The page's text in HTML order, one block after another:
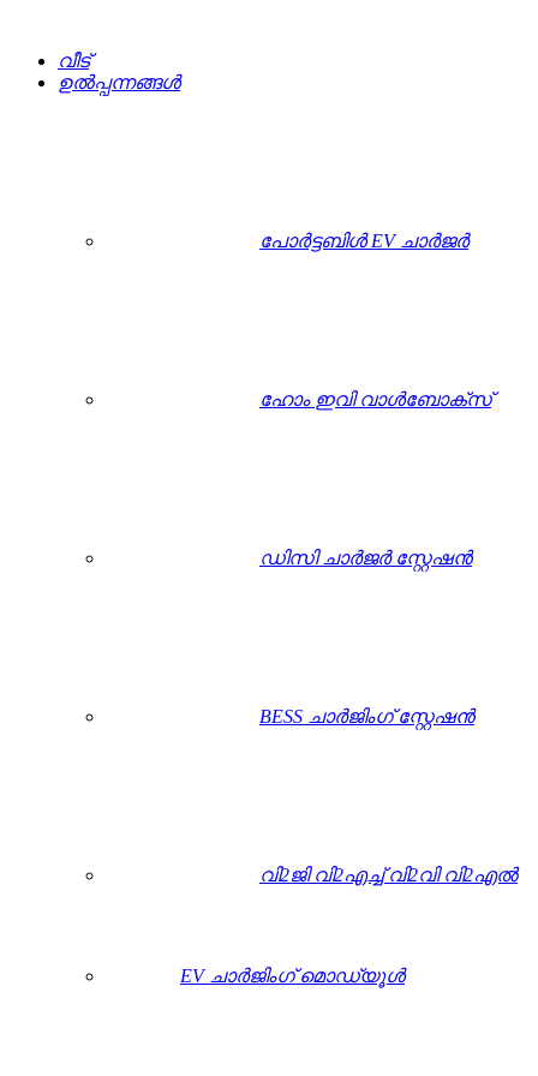
വീട്
ഉൽപ്പന്നങ്ങൾ
പോർട്ടബിൾ EV ചാർജർ
ഹോം ഇവി വാൾബോക്സ്
ഡിസി ചാർജർ സ്റ്റേഷൻ
BESS ചാർജിംഗ് സ്റ്റേഷൻ
വി2ജി വി2എച്ച് വി2വി വി2എൽ
EV ചാർജിംഗ് മൊഡ്യൂൾ